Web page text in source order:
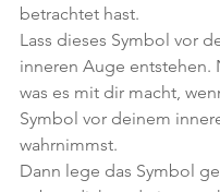
betrachtet hast.
Lass dieses Symbol vor
inneren Auge entstehen.
was es mit dir macht,
Symbol vor deinem
wahrnimmst.
Dann lege das Symbol